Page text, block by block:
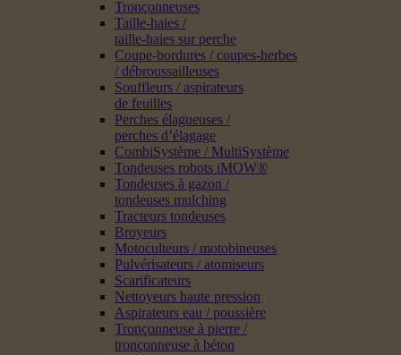
Tronçonneuses
Taille-haies /
taille-haies sur perche
Coupe-bordures / coupes-herbes
/ débroussailleuses
Souffleurs / aspirateurs
de feuilles
Perches élagueuses /
perches d’élagage
CombiSystème / MultiSystème
Tondeuses robots iMOW®
Tondeuses à gazon /
tondeuses mulching
Tracteurs tondeuses
Broyeurs
Motoculteurs / motobineuses
Pulvérisateurs / atomiseurs
Scarificateurs
Nettoyeurs haute pression
Aspirateurs eau / poussière
Tronçonneuse à pierre /
tronçonneuse à béton